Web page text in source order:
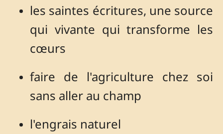
les saintes écritures, une source
qui vivante qui transforme les
cœurs
faire de l'agriculture chez soi
sans aller au champ
l'engrais naturel